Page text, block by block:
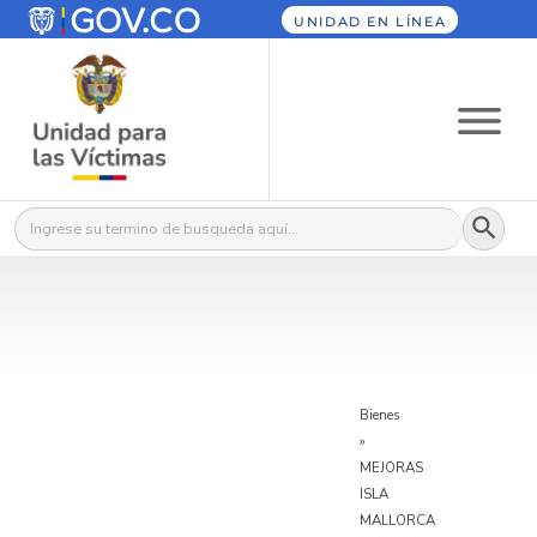
UNIDAD EN LÍNEA
Buscar: Botón
Bienes
»
MEJORAS
ISLA
MALLORCA